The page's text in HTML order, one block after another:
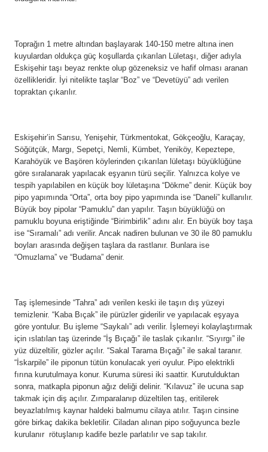
Toprağın 1 metre altından başlayarak 140-150 metre altına inen
kuyulardan oldukça güç koşullarda çıkarılan Lületaşı, diğer adıyla
Eskişehir taşı beyaz renkte olup gözeneksiz ve hafif olması aranan
özellikleridir. İyi nitelikte taşlar “Boz” ve “Devetüyü” adı verilen
topraktan çıkarılır.
Eskişehir’in Sarısu, Yenişehir, Türkmentokat, Gökçeoğlu, Karaçay,
Söğütçük, Margı, Sepetçi, Nemli, Kümbet, Yeniköy, Kepeztepe,
Karahöyük ve Başören köylerinden çıkarılan lületaşı büyüklüğüne
göre sıralanarak yapılacak eşyanın türü seçilir. Yalnızca kolye ve
tespih yapılabilen en küçük boy lületaşına “Dökme” denir. Küçük boy
pipo yapımında “Orta”, orta boy pipo yapımında ise “Daneli” kullanılır.
Büyük boy pipolar “Pamuklu” dan yapılır. Taşın büyüklüğü on
pamuklu boyuna eriştiğinde “Birimbirlik” adını alır. En büyük boy taşa
ise “Sıramalı” adı verilir. Ancak nadiren bulunan ve 30 ile 80 pamuklu
boyları arasında değişen taşlara da rastlanır. Bunlara ise
“Omuzlama” ve “Budama” denir.
Taş işlemesinde “Tahra” adı verilen keski ile taşın dış yüzeyi
temizlenir. “Kaba Bıçak” ile pürüzler giderilir ve yapılacak eşyaya
göre yontulur. Bu işleme “Saykalı” adı verilir. İşlemeyi kolaylaştırmak
için ıslatılan taş üzerinde “İş Bıçağı” ile taslak çıkarılır. “Sıyırgı” ile
yüz düzeltilir, gözler açılır. “Sakal Tarama Bıçağı” ile sakal taranır.
“İskarpile” ile piponun tütün konulacak yeri oyulur. Pipo elektrikli
fırına kurutulmaya konur. Kuruma süresi iki saattir. Kurutulduktan
sonra, matkapla piponun ağız deliği delinir. “Kılavuz” ile ucuna sap
takmak için diş açılır. Zımparalanıp düzeltilen taş, eritilerek
beyazlatılmış kaynar haldeki balmumu cilaya atılır. Taşın cinsine
göre birkaç dakika bekletilir. Ciladan alınan pipo soğuyunca bezle
kurulanır rötuşlanıp kadife bezle parlatılır ve sap takılır.